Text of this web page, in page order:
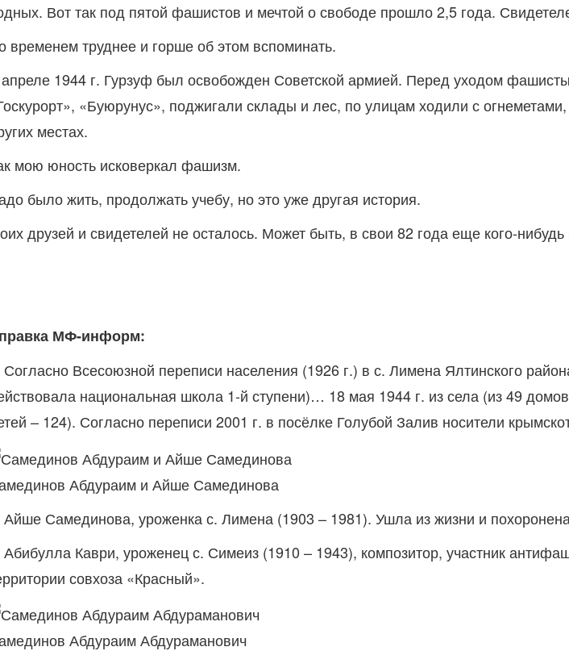
Вот так под пятой фашистов и мечтой о свободе прошло 2,5 года.
временем труднее и горше об этом вспоминать.
1944 г. Гурзуф был освобожден Советской армией. Перед уходом
«Буюрунус», поджигали склады и лес, по улицам ходили с
местах.
мою юность исковеркал фашизм.
было жить, продолжать учебу, но это уже другая история.
друзей и свидетелей не осталось. Может быть, в свои 82 года еще кого-нибудь
МФ-информ:
Согласно Всесоюзной переписи населения (1926 г.) в с. Лимена Ялтинского
национальная школа 1-й ступени)… 18 мая 1944 г. из села (из 49
– 124). Согласно переписи 2001 г. в посёлке Голубой Залив носители
Абдураим и Айше Самединова
Айше Самединова, уроженка с. Лимена (1903 – 1981). Ушла из жизни и
Абибулла Каври, уроженец с. Симеиз (1910 – 1943), композитор, участник
совхоза «Красный».
Абдураим Абдураманович